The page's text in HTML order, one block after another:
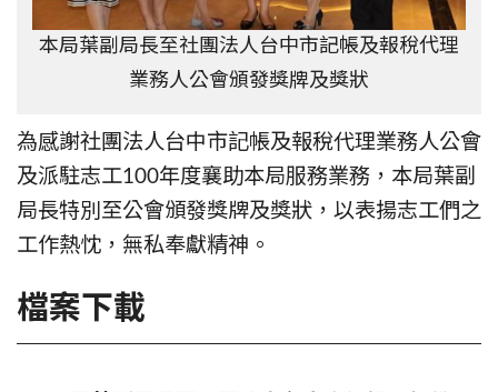
本局葉副局長至社團法人台中市記帳及報稅代理
業務人公會頒發獎牌及獎狀
為感謝社團法人台中市記帳及報稅代理業務人公會
及派駐志工100年度襄助本局服務業務，本局葉副
局長特別至公會頒發獎牌及獎狀，以表揚志工們之
工作熱忱，無私奉獻精神。
檔案下載